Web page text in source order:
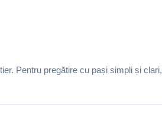
Pentru pregătire cu pași simpli și clari,